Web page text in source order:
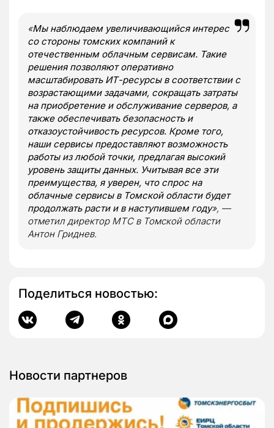
«Мы наблюдаем увеличивающийся интерес
со стороны томских компаний к
отечественным облачным сервисам. Такие
решения позволяют оперативно
масштабировать ИТ-ресурсы в соответствии с
возрастающими задачами, сокращать затраты
на приобретение и обслуживание серверов, а
также обеспечивать безопасность и
отказоустойчивость ресурсов. Кроме того,
наши сервисы предоставляют возможность
работы из любой точки, предлагая высокий
уровень защиты данных. Учитывая все эти
преимущества, я уверен, что спрос на
облачные сервисы в Томской области будет
продолжать расти и в наступившем году», —
отметил директор МТС в Томской области
Антон Гриднев.
Поделиться новостью:
Новости партнеров